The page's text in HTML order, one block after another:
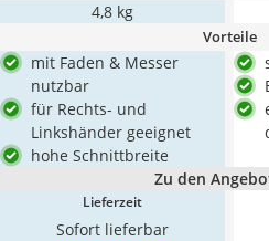
4,8 kg
Vorteile
mit Faden & Messer
nutzbar
für Rechts- und
Linkshänder geeignet
hohe Schnittbreite
Zu den
Lieferzeit
Sofort lieferbar